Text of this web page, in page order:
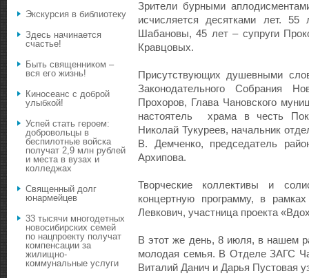
Зрители бурными
исчисляется десятками лет. 55
Шабановы, 45 лет – супруги
Кравцовых.
Присутствующих душевными
Законодательного Собрания
Прохоров, Глава Чановского
настоятель храма в честь
Николай Тукуреев, начальник
В. Демченко, председатель
Архипова.
Творческие коллективы и
концертную программу, в
Левкович, участница проекта
В этот же день, 8 июля, в нашем
молодая семья. В Отделе ЗАГС
Виталий Данич и Дарья Пустовая
Экскурсия в библиотеку
Здесь начинается
счастье!
Быть священником –
вся его жизнь!
Киносеанс с доброй
улыбкой!
Успей стать героем:
добровольцы в
беспилотные войска
получат 2,9 млн рублей
и места в вузах и
колледжах
Священный долг
юнармейцев
33 тысячи многодетных
новосибирских семей
по нацпроекту получат
компенсации за
жилищно-
коммунальные услуги